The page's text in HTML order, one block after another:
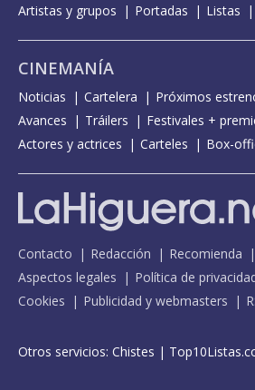
Artistas y grupos
Portadas Listas
CINEMANÍA
Noticias Cartelera Próximos
Avances
Tráilers
Festivales +
Actores y actrices
Carteles Box-
Contacto Redacción Recomienda
Aspectos legales
Política de
Cookies
Publicidad y webmasters
Otros servicios: Chistes |